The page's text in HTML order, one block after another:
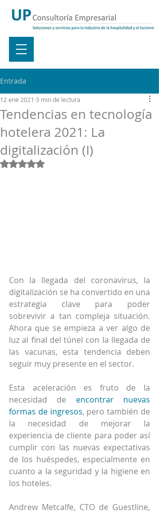
Entrada
Tendencias en tecnología
hotelera 2021: La
digitalización (I)
12 ene 2021 3 min de lectura
Obtuvo NaN de 5 estrellas.
Con la llegada del coronavirus, la
digitalización se ha convertido en una
estrategia clave para poder
sobrevivir a tan compleja situación.
Ahora que se empieza a ver algo de
luz al final del túnel con la llegada de
las vacunas, esta tendencia deben
seguir muy presente en el sector.
Esta aceleración es fruto de la
necesidad de encontrar nuevas
formas de ingresos, pero también de
la necesidad de mejorar la
experiencia de cliente para poder así
cumplir con las nuevas expectativas
de los huéspedes, especialmente en
cuanto a la seguridad y la higiene en
los hoteles.